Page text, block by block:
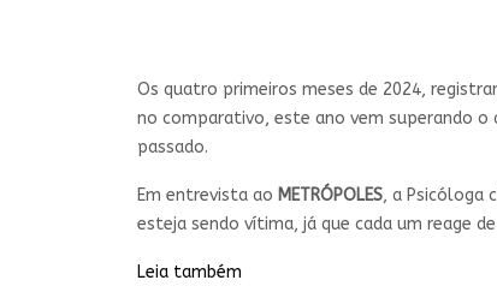
Os quatro primeiros meses de 2024,
no comparativo, este ano vem superando o
passado.
Em entrevista ao METRÓPOLES, a Psicóloga
esteja sendo vítima, já que cada um reage
Leia também